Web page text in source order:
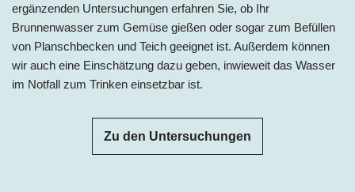
ergänzenden Untersuchungen erfahren Sie, ob Ihr
Brunnenwasser zum Gemüse gießen oder sogar zum Befüllen
von Planschbecken und Teich geeignet ist. Außerdem können
wir auch eine Einschätzung dazu geben, inwieweit das Wasser
im Notfall zum Trinken einsetzbar ist.
Zu den Untersuchungen